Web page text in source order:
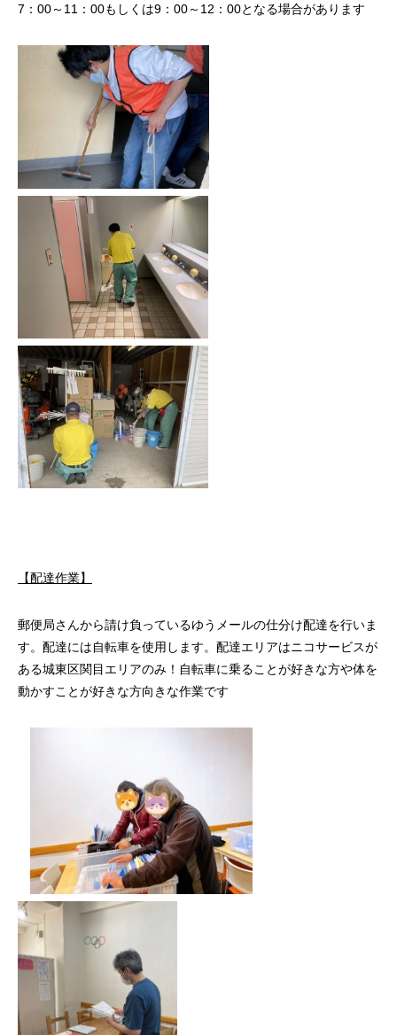
7：00～11：00もしくは9：00～12：00となる場合があります
【配達作業】
郵便局さんから請け負っているゆうメールの仕分け配達を行いま
す。配達には自転車を使用します。配達エリアはニコサービスが
ある城東区関目エリアのみ！自転車に乗ることが好きな方や体を
動かすことが好きな方向きな作業です